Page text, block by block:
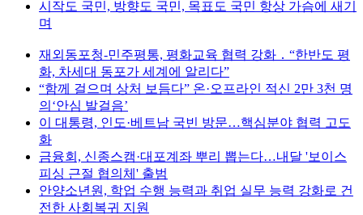
시작도 국민, 방향도 국민, 목표도 국민 항상 가슴에 새기
며
재외동포청-민주평통, 평화교육 협력 강화 ․ “한반도 평
화, 차세대 동포가 세계에 알리다”
“함께 걸으며 상처 보듬다” 온·오프라인 적신 2만 3천 명
의‘안심 발걸음’
이 대통령, 인도·베트남 국빈 방문…핵심분야 협력 고도
화
금융회, 신종스캠·대포계좌 뿌리 뽑는다…내달 '보이스
피싱 근절 협의체' 출범
안양소년원, 학업 수행 능력과 취업 실무 능력 강화로 건
전한 사회복귀 지원